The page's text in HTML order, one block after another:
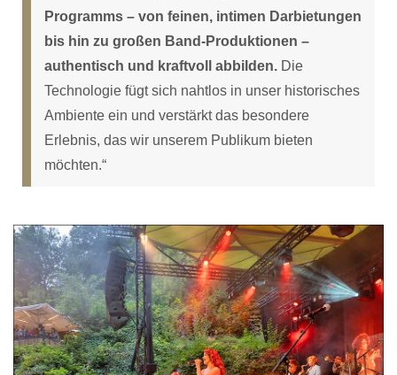
Programms – von feinen, intimen Darbietungen
bis hin zu großen Band-Produktionen –
authentisch und kraftvoll abbilden. Die
Technologie fügt sich nahtlos in unser historisches
Ambiente ein und verstärkt das besondere
Erlebnis, das wir unserem Publikum bieten
möchten.“